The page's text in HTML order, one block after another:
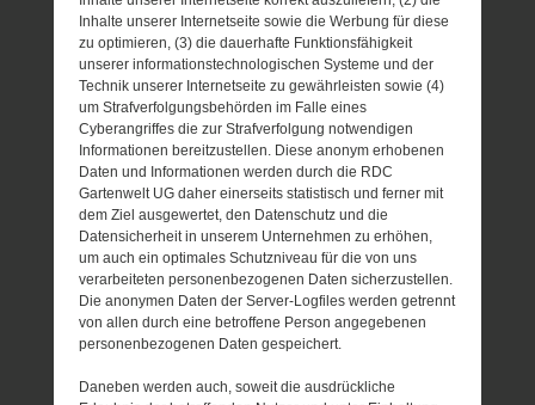
Inhalte unserer Internetseite sowie die Werbung für diese
zu optimieren, (3) die dauerhafte Funktionsfähigkeit
unserer informationstechnologischen Systeme und der
Technik unserer Internetseite zu gewährleisten sowie (4)
um Strafverfolgungsbehörden im Falle eines
Cyberangriffes die zur Strafverfolgung notwendigen
Informationen bereitzustellen. Diese anonym erhobenen
Daten und Informationen werden durch die RDC
Gartenwelt UG daher einerseits statistisch und ferner mit
dem Ziel ausgewertet, den Datenschutz und die
Datensicherheit in unserem Unternehmen zu erhöhen,
um auch ein optimales Schutzniveau für die von uns
verarbeiteten personenbezogenen Daten sicherzustellen.
Die anonymen Daten der Server-Logfiles werden getrennt
von allen durch eine betroffene Person angegebenen
personenbezogenen Daten gespeichert.
Daneben werden auch, soweit die ausdrückliche